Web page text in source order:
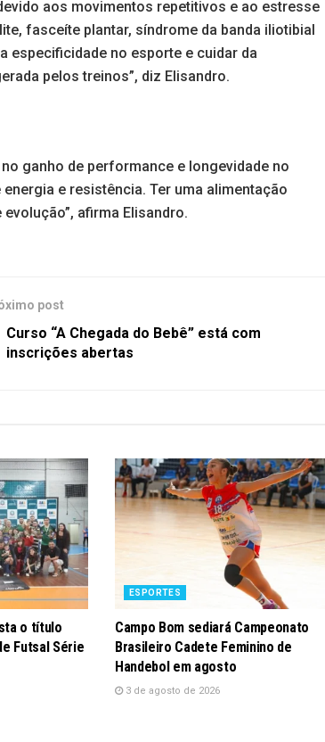
aos movimentos repetitivos e ao estresse
fasceíte plantar, síndrome da banda iliotibial
especificidade no esporte e cuidar da
pelos treinos”, diz Elisandro.
ganho de performance e longevidade no
e resistência. Ter uma alimentação
afirma Elisandro.
post
Curso “A Chegada do Bebê” está com
inscrições abertas
o título
Futsal Série
ESPORTES
Campo Bom sediará Campeonato
Brasileiro Cadete Feminino de
Handebol em agosto
3 de agosto de 2026